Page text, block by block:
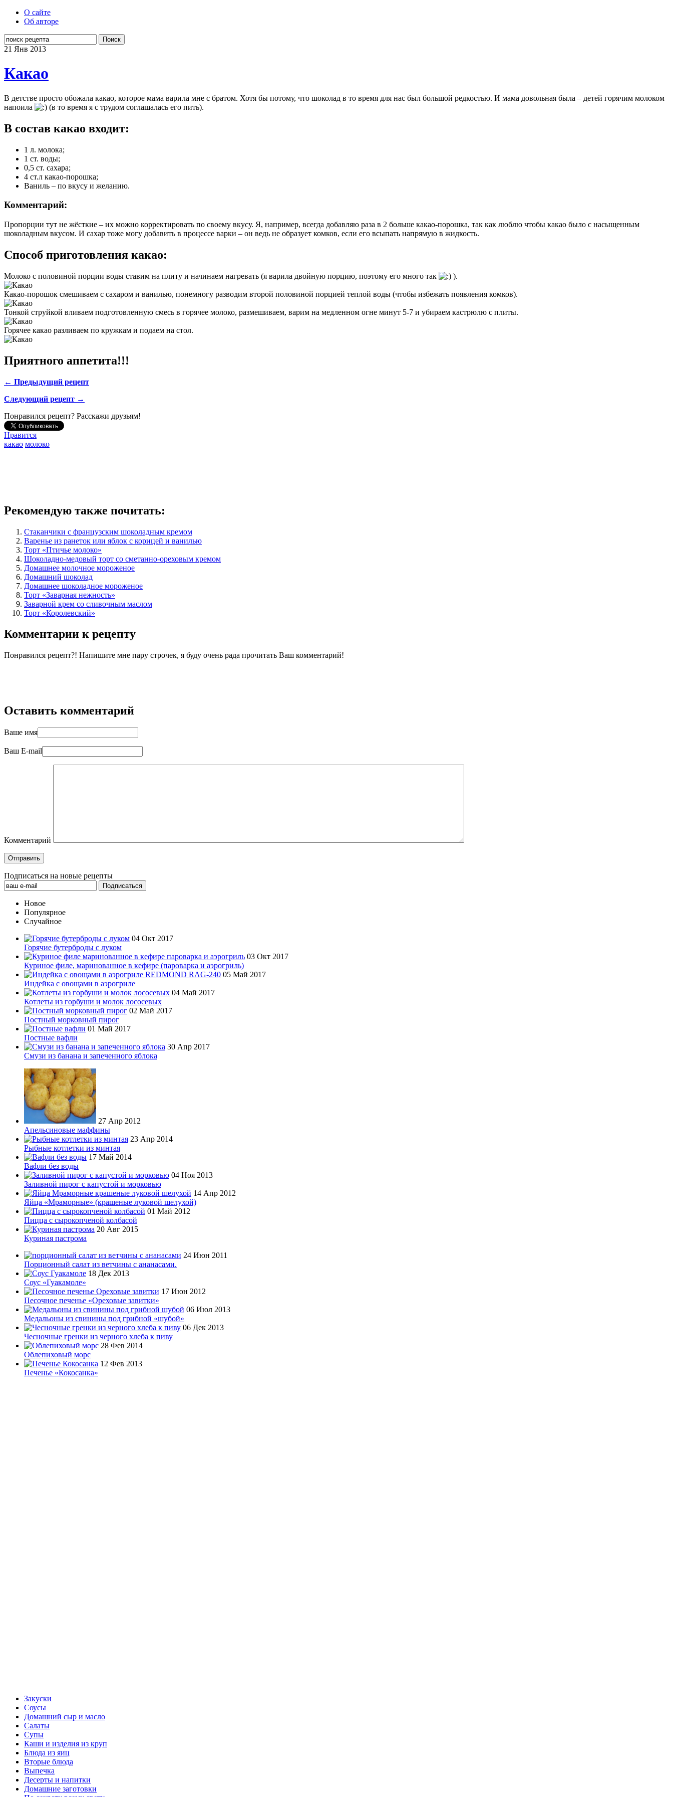
О сайте
Об авторе
Поиск
21 Янв 2013
Какао
В детстве просто обожала какао, которое мама варила мне с братом. Хотя бы потому, что шоколад в то время для нас был большой редкостью. И мама довольная была – детей горячим молоком
напоила
(в то время я с трудом соглашалась его пить).
В состав какао входит:
1 л. молока;
1 ст. воды;
0,5 ст. сахара;
4 ст.л какао-порошка;
Ваниль – по вкусу и желанию.
Комментарий:
Пропорции тут не жёсткие – их можно корректировать по своему вкусу. Я, например, всегда добавляю раза в 2 больше какао-порошка, так как люблю чтобы какао было с насыщенным
шоколадным вкусом. И сахар тоже могу добавить в процессе варки – он ведь не образует комков, если его всыпать напрямую в жидкость.
Способ приготовления какао:
Молоко с половиной порции воды ставим на плиту и начинаем нагревать (я варила двойную порцию, поэтому его много так ).
Какао-порошок смешиваем с сахаром и ванилью, понемногу разводим второй половиной порцией теплой воды (чтобы избежать появления комков).
Тонкой струйкой вливаем подготовленную смесь в горячее молоко, размешиваем, варим на медленном огне минут 5-7 и убираем кастрюлю с плиты.
Горячее какао разливаем по кружкам и подаем на стол.
Приятного аппетита!!!
← Предыдущий рецепт
Следующий рецепт →
Понравился рецепт? Расскажи друзьям!
Нравится
какао молоко
Рекомендую также почитать:
Стаканчики с французским шоколадным кремом
Варенье из ранеток или яблок с корицей и ванилью
Торт «Птичье молоко»
Шоколадно-медовый торт со сметанно-ореховым кремом
Домашнее молочное мороженое
Домашний шоколад
Домашнее шоколадное мороженое
Торт «Заварная нежность»
Заварной крем со сливочным маслом
Торт «Королевский»
Комментарии к рецепту
Понравился рецепт?! Напишите мне пару строчек, я буду очень рада прочитать Ваш комментарий!
Оставить комментарий
Ваше имя
Ваш E-mail
Комментарий
Подписаться на новые рецепты
Новое
Популярное
Случайное
04 Окт 2017
Горячие бутерброды с луком
03 Окт 2017
Куриное филе, маринованное в кефире (пароварка и аэрогриль)
05 Май 2017
Индейка с овощами в аэрогриле
04 Май 2017
Котлеты из горбуши и молок лососевых
02 Май 2017
Постный морковный пирог
01 Май 2017
Постные вафли
30 Апр 2017
Смузи из банана и запеченного яблока
27 Апр 2012
Апельсиновые маффины
23 Апр 2014
Рыбные котлетки из минтая
17 Май 2014
Вафли без воды
04 Ноя 2013
Заливной пирог с капустой и морковью
14 Апр 2012
Яйца «Мраморные» (крашеные луковой шелухой)
01 Май 2012
Пицца с сырокопченой колбасой
20 Авг 2015
Куриная пастрома
24 Июн 2011
Порционный салат из ветчины с ананасами.
18 Дек 2013
Соус «Гуакамоле»
17 Июн 2012
Песочное печенье «Ореховые завитки»
06 Июл 2013
Медальоны из свинины под грибной «шубой»
06 Дек 2013
Чесночные гренки из черного хлеба к пиву
28 Фев 2014
Облепиховый морс
12 Фев 2013
Печенье «Кокосанка»
Закуски
Соусы
Домашний сыр и масло
Салаты
Супы
Каши и изделия из круп
Блюда из яиц
Вторые блюда
Выпечка
Десерты и напитки
Домашние заготовки